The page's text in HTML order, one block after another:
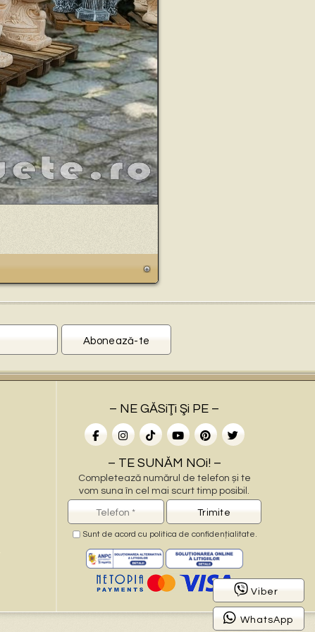
– NE GĂSiŢi Şi PE –
– TE SUNĂM NOi! –
Completează numărul de telefon și te
vom suna în cel mai scurt timp posibil.
Sunt de acord cu politica de confidențialitate.
Viber
WhatsApp